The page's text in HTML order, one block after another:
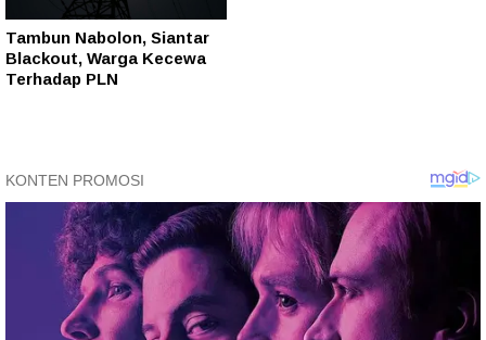
Tambun Nabolon, Siantar
Blackout, Warga Kecewa
Terhadap PLN